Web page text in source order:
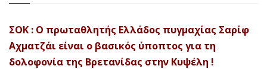
ΣΟΚ : Ο πρωταθλητής Ελλάδος πυγμαχίας Σαρίφ
Αχματζάι είναι ο βασικός ύποπτος για τη
δολοφονία της Βρετανίδας στην Κυψέλη !